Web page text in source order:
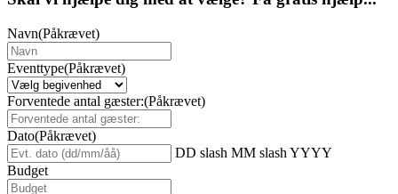
Navn(Påkrævet)
Eventtype(Påkrævet)
Forventede antal gæster:(Påkrævet)
Dato(Påkrævet)
DD slash MM slash YYYY
Budget